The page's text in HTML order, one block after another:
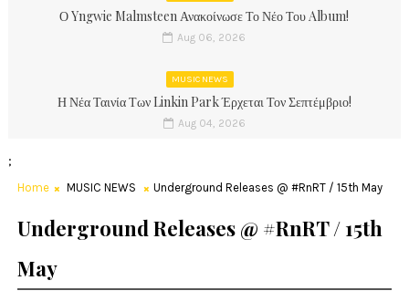
Ο Yngwie Malmsteen Ανακοίνωσε Το Νέο Του Album!
Aug 06, 2026
MUSIC NEWS
Η Νέα Ταινία Των Linkin Park Έρχεται Τον Σεπτέμβριο!
Aug 04, 2026
;
Home MUSIC NEWS Underground Releases @ #RnRT / 15th May
Underground Releases @ #RnRT / 15th
May